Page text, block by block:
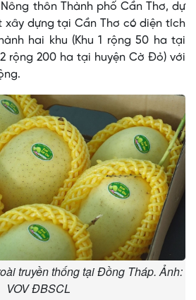
thôn Thành phố Cần Thơ, dự
xây dựng tại Cần Thơ có diện tích
hai khu (Khu 1 rộng 50 ha tại
rộng 200 ha tại huyện Cờ Đỏ) với
truyền thống tại Đồng Tháp. Ảnh:
VOV ĐBSCL